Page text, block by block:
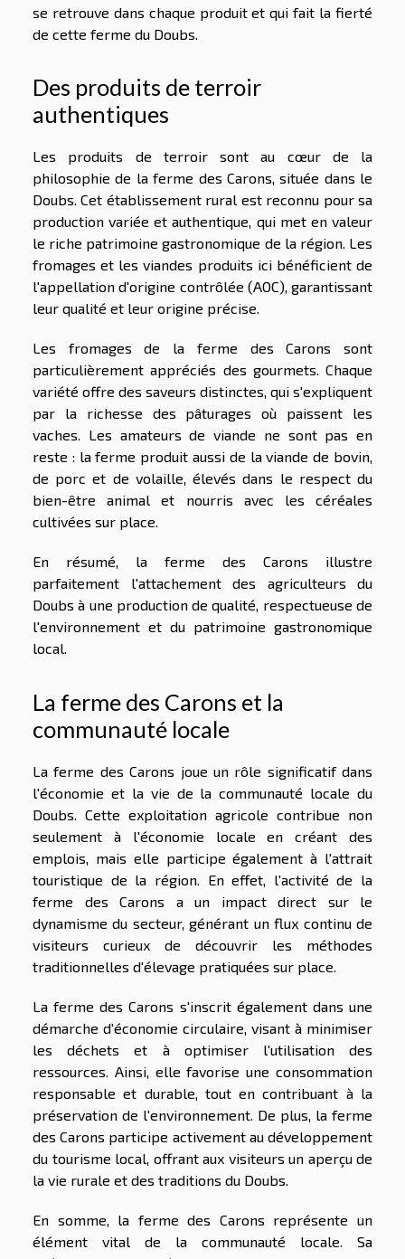
se retrouve dans chaque produit et qui fait la fierté
de cette ferme du Doubs.
Des produits de terroir
authentiques
Les produits de terroir sont au cœur de la
philosophie de la ferme des Carons, située dans le
Doubs. Cet établissement rural est reconnu pour sa
production variée et authentique, qui met en valeur
le riche patrimoine gastronomique de la région. Les
fromages et les viandes produits ici bénéficient de
l'appellation d'origine contrôlée (AOC), garantissant
leur qualité et leur origine précise.
Les fromages de la ferme des Carons sont
particulièrement appréciés des gourmets. Chaque
variété offre des saveurs distinctes, qui s'expliquent
par la richesse des pâturages où paissent les
vaches. Les amateurs de viande ne sont pas en
reste : la ferme produit aussi de la viande de bovin,
de porc et de volaille, élevés dans le respect du
bien-être animal et nourris avec les céréales
cultivées sur place.
En résumé, la ferme des Carons illustre
parfaitement l'attachement des agriculteurs du
Doubs à une production de qualité, respectueuse de
l'environnement et du patrimoine gastronomique
local.
La ferme des Carons et la
communauté locale
La ferme des Carons joue un rôle significatif dans
l'économie et la vie de la communauté locale du
Doubs. Cette exploitation agricole contribue non
seulement à l'économie locale en créant des
emplois, mais elle participe également à l'attrait
touristique de la région. En effet, l'activité de la
ferme des Carons a un impact direct sur le
dynamisme du secteur, générant un flux continu de
visiteurs curieux de découvrir les méthodes
traditionnelles d'élevage pratiquées sur place.
La ferme des Carons s'inscrit également dans une
démarche d'économie circulaire, visant à minimiser
les déchets et à optimiser l'utilisation des
ressources. Ainsi, elle favorise une consommation
responsable et durable, tout en contribuant à la
préservation de l'environnement. De plus, la ferme
des Carons participe activement au développement
du tourisme local, offrant aux visiteurs un aperçu de
la vie rurale et des traditions du Doubs.
En somme, la ferme des Carons représente un
élément vital de la communauté locale. Sa